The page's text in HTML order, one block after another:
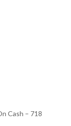
Cash – 718